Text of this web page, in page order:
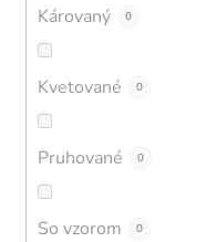
Károvaný 0
Kvetované 0
Pruhované 0
So vzorom 0